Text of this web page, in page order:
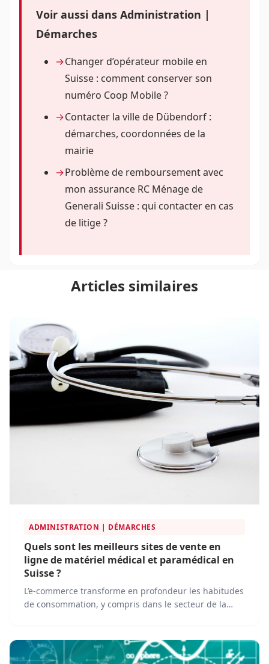
Voir aussi dans Administration |
Démarches
Changer d’opérateur mobile en
Suisse : comment conserver son
numéro Coop Mobile ?
Contacter la ville de Dübendorf :
démarches, coordonnées de la
mairie
Problème de remboursement avec
mon assurance RC Ménage de
Generali Suisse : qui contacter en cas
de litige ?
Articles similaires
ADMINISTRATION | DÉMARCHES
Quels sont les meilleurs sites de vente en
ligne de matériel médical et paramédical en
Suisse ?
L’e-commerce transforme en profondeur les habitudes
de consommation, y compris dans le secteur de la
par l’essor de plateformes spécialisées qui simplifient
l’accès aux produits de santé pour les professionnels